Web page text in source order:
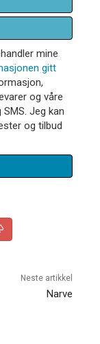
mine
gitt
og våre
Jeg kan
og tilbud
Neste artikkel
Narve